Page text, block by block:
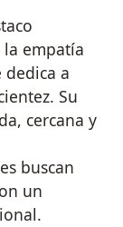
empatía
a
Su
cercana y
buscan
un